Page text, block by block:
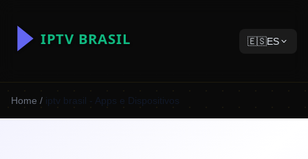
🇪🇸ES
Home / iptv brasil - Apps e Dispositivos